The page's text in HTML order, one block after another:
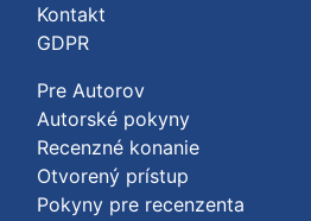
Kontakt
GDPR
Pre Autorov
Autorské pokyny
Recenzné konanie
Otvorený prístup
Pokyny pre recenzenta